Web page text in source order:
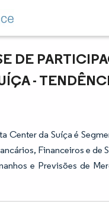
DE
-
Center da Suíça é
Financeiros e
e Previsões de